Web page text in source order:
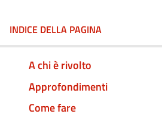
INDICE DELLA PAGINA
A chi è rivolto
Approfondimenti
Come fare